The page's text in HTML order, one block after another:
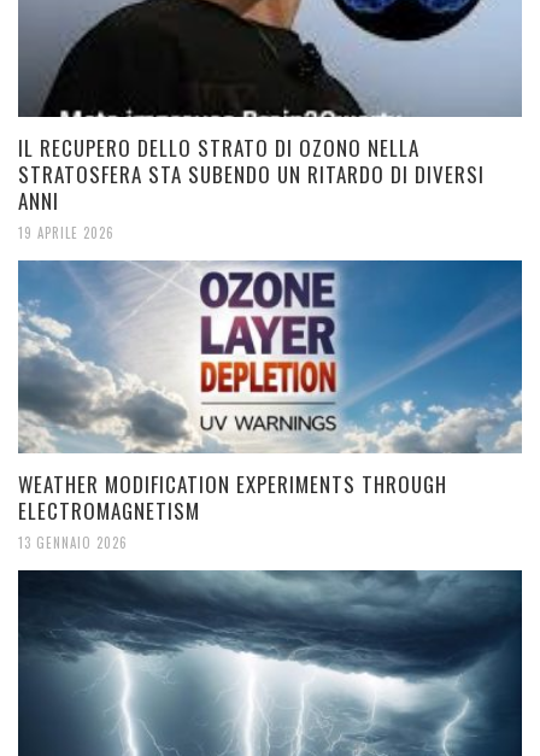
IL RECUPERO DELLO STRATO DI OZONO NELLA
STRATOSFERA STA SUBENDO UN RITARDO DI DIVERSI
ANNI
19 APRILE 2026
WEATHER MODIFICATION EXPERIMENTS THROUGH
ELECTROMAGNETISM
13 GENNAIO 2026